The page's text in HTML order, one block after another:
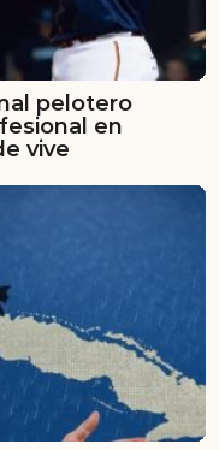
pelotero
en
vive